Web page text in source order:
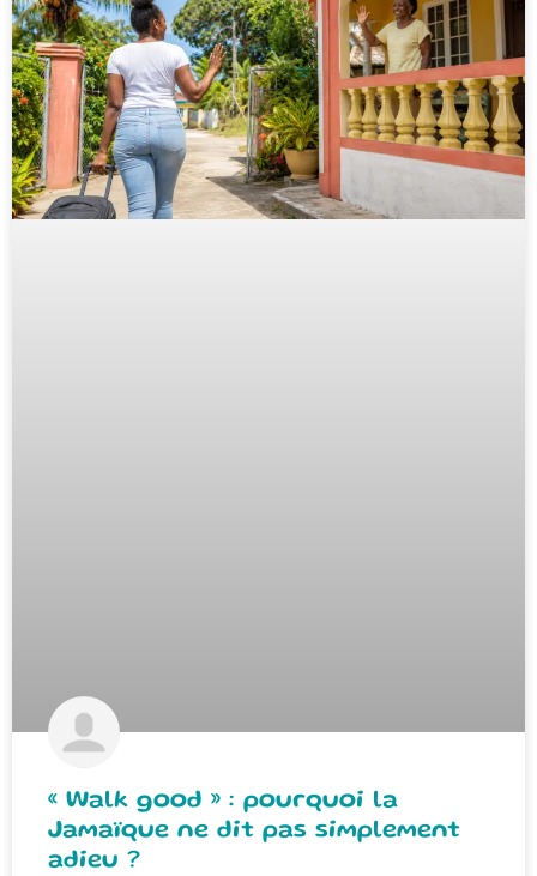
« Walk good » : pourquoi la
Jamaïque ne dit pas simplement
adieu ?